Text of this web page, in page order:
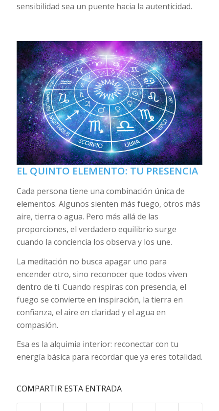
sensibilidad sea un puente hacia la autenticidad.
EL QUINTO ELEMENTO: TU PRESENCIA
Cada persona tiene una combinación única de
elementos. Algunos sienten más fuego, otros más
aire, tierra o agua. Pero más allá de las
proporciones, el verdadero equilibrio surge
cuando la conciencia los observa y los une.
La meditación no busca apagar uno para
encender otro, sino reconocer que todos viven
dentro de ti. Cuando respiras con presencia, el
fuego se convierte en inspiración, la tierra en
confianza, el aire en claridad y el agua en
compasión.
Esa es la alquimia interior: reconectar con tu
energía básica para recordar que ya eres totalidad.
COMPARTIR ESTA ENTRADA